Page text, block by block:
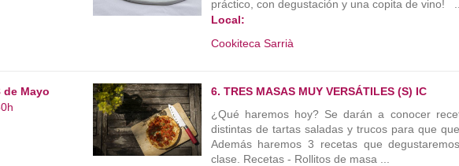
práctico, con degustación y una copita de vino! ...
Local:
Cookiteca Sarrià
de Mayo
6. TRES MASAS MUY VERSÁTILES (S) IC
¿Qué haremos hoy? Se darán a conocer
distintas de tartas saladas y trucos para que
Además haremos 3 recetas que
clase. Recetas - Rollitos de masa ...